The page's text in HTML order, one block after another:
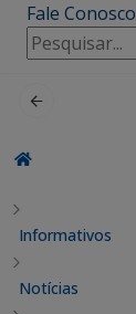
Fale Conosco
Pesquisar
por:
Informativos
Notícias